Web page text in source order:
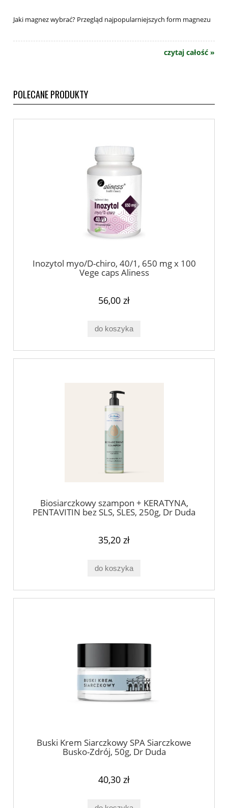
Jaki magnez wybrać? Przegląd najpopularniejszych form magnezu
czytaj całość »
POLECANE PRODUKTY
Inozytol myo/D-chiro, 40/1, 650 mg x 100
Vege caps Aliness
56,00 zł
do koszyka
Biosiarczkowy szampon + KERATYNA,
PENTAVITIN bez SLS, SLES, 250g, Dr Duda
35,20 zł
do koszyka
Buski Krem Siarczkowy SPA Siarczkowe
Busko-Zdrój, 50g, Dr Duda
40,30 zł